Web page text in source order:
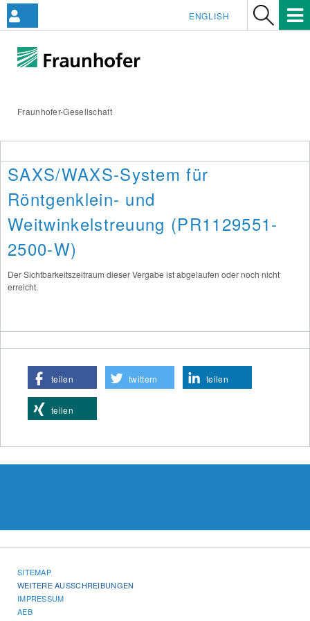
Fraunhofer-Gesellschaft
ENGLISH
SAXS/WAXS-System für
Röntgenklein- und
Weitwinkelstreuung (PR1129551-
2500-W)
Der Sichtbarkeitszeitraum dieser Vergabe ist abgelaufen oder noch nicht
erreicht.
teilen twittern teilen
teilen
SITEMAP
WEITERE AUSSCHREIBUNGEN
IMPRESSUM
AEB